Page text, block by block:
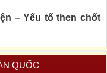
– Yếu tố then chốt
QUỐC